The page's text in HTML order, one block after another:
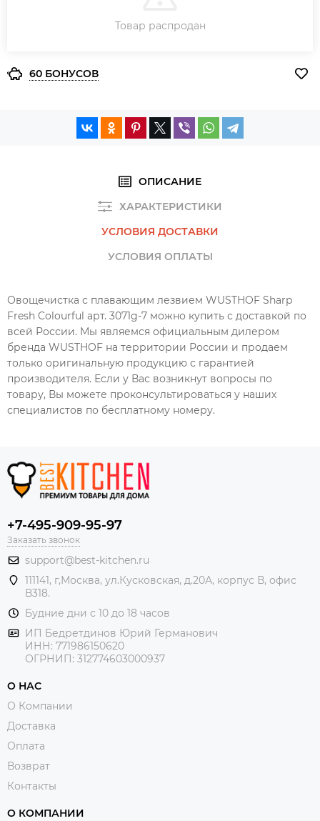
ЗАКАЗ В ОДИН КЛИК
Товар распродан
60 БОНУСОВ
ОПИСАНИЕ
ХАРАКТЕРИСТИКИ
УСЛОВИЯ ДОСТАВКИ
УСЛОВИЯ ОПЛАТЫ
Овощечистка с плавающим лезвием WUSTHOF Sharp
Fresh Colourful арт. 3071g-7 можно купить с доставкой по
всей России. Мы являемся официальным дилером
бренда WUSTHOF на территории России и продаем
только оригинальную продукцию с гарантией
производителя. Если у Вас возникнут вопросы по
товару, Вы можете проконсультироваться у наших
специалистов по бесплатному номеру.
+7-495-909-95-97
Заказать звонок
support@best-kitchen.ru
111141, г,Москва, ул.Кусковская, д.20А, корпус В, офис
В318.
Будние дни с 10 до 18 часов
ИП Бедретдинов Юрий Германович
ИНН: 771986150620
ОГРНИП: 312774603000937
О НАС
О Компании
Доставка
Оплата
Возврат
Контакты
О КОМПАНИИ